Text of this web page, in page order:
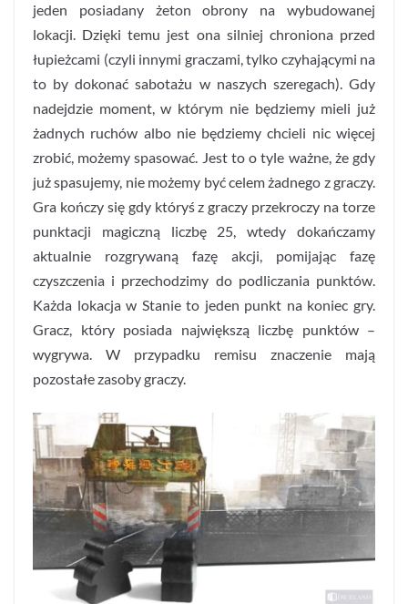
jeden posiadany żeton obrony na wybudowanej
lokacji. Dzięki temu jest ona silniej chroniona przed
łupieżcami (czyli innymi graczami, tylko czyhającymi na
to by dokonać sabotażu w naszych szeregach). Gdy
nadejdzie moment, w którym nie będziemy mieli już
żadnych ruchów albo nie będziemy chcieli nic więcej
zrobić, możemy spasować. Jest to o tyle ważne, że gdy
już spasujemy, nie możemy być celem żadnego z graczy.
Gra kończy się gdy któryś z graczy przekroczy na torze
punktacji magiczną liczbę 25, wtedy dokańczamy
aktualnie rozgrywaną fazę akcji, pomijając fazę
czyszczenia i przechodzimy do podliczania punktów.
Każda lokacja w Stanie to jeden punkt na koniec gry.
Gracz, który posiada największą liczbę punktów –
wygrywa. W przypadku remisu znaczenie mają
pozostałe zasoby graczy.